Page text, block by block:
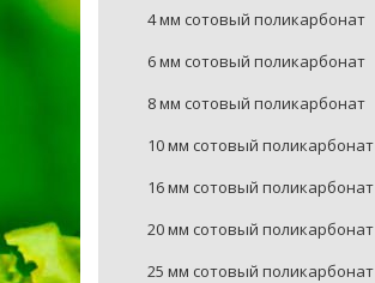
4 мм сотовый поликарбонат
6 мм сотовый поликарбонат
8 мм сотовый поликарбонат
10 мм сотовый поликарбонат
16 мм сотовый поликарбонат
20 мм сотовый поликарбонат
25 мм сотовый поликарбонат